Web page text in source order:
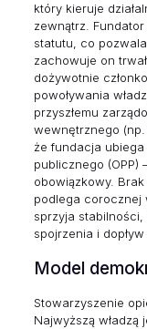
który kieruje
zewnątrz.
statutu, co
zachowuje on
dożywotnie
powoływania
przyszłemu
wewnętrznego
że fundacja
publicznego (OPP)
obowiązkowy.
podlega corocznej
sprzyja
spojrzenia i
Model
Stowarzyszenie
Najwyższą